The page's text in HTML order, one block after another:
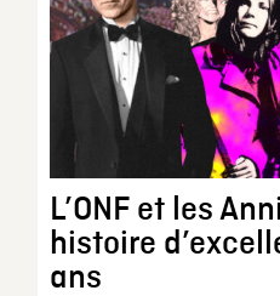
L’ONF et les
histoire
ans